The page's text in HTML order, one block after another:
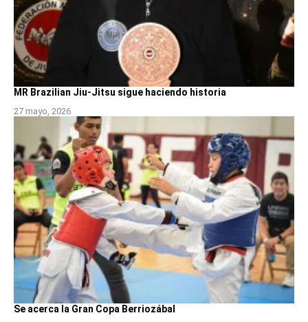
MR Brazilian Jiu-Jitsu sigue haciendo historia
27 mayo, 2026
Se acerca la Gran Copa Berriozábal